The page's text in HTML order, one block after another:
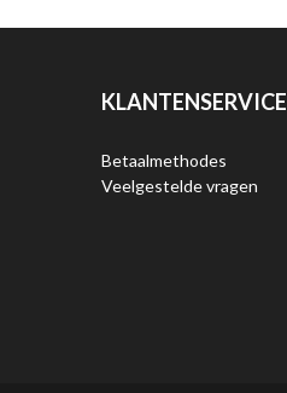
KLANTENSERVICE
Betaalmethodes
Veelgestelde vragen